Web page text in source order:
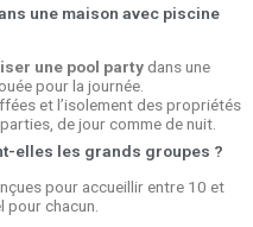
une maison avec piscine
une pool partydans une
pour la journée.
et l’isolement des propriétés
de jour comme de nuit.
elles les grands groupes ?
pour accueillir entre 10 et
chacun.